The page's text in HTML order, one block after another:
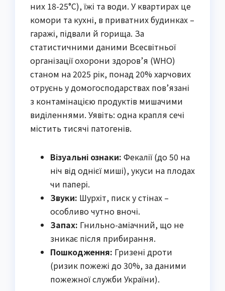
них 18-25°C), їжі та води. У квартирах це
комори та кухні, в приватних будинках –
гаражі, підвали й горища. За
статистичними даними Всесвітньої
організації охорони здоров’я (WHO)
станом на 2025 рік, понад 20% харчових
отруєнь у домогосподарствах пов’язані
з контамінацією продуктів мишачими
виділеннями. Уявіть: одна крапля сечі
містить тисячі патогенів.
Візуальні ознаки: Фекалії (до 50 на
ніч від однієї миші), укуси на плодах
чи папері.
Звуки: Шурхіт, писк у стінах –
особливо чутно вночі.
Запах: Гнильно-аміачний, що не
зникає після прибирання.
Пошкодження: Гризені дроти
(ризик пожежі до 30%, за даними
пожежної служби України).